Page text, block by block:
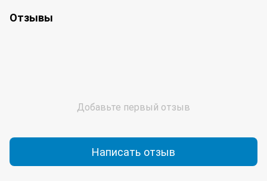
Отзывы
Добавьте первый отзыв
Написать отзыв